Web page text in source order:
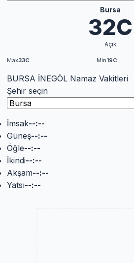
Bursa
32C
Açık
Max33C Min19C
BURSA İNEGÖL Namaz Vakitleri
Şehir seçin
İmsak--:--
Güneş--:--
Öğle--:--
İkindi--:--
Akşam--:--
Yatsı--:--